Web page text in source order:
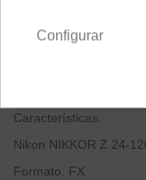
Distancia focal fija de la
Características:
Nikon NIKKOR Z 24-
Formato: FX
Configurar